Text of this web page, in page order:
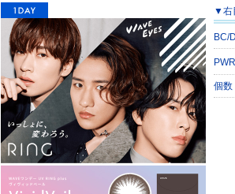
▼右
BC/
PWR
個数